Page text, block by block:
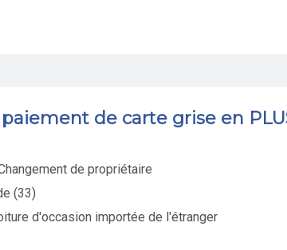
de carte grise en
de propriétaire
(33)
d'occasion importée de l'étranger